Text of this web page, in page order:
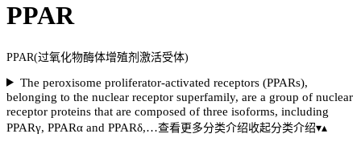
PPAR
PPAR(过氧化物酶体增殖剂激活受体)
The peroxisome proliferator-activated receptors (PPARs),
belonging to the nuclear receptor superfamily, are a group of nuclear
receptor proteins that are composed of three isoforms, including
PPARγ, PPARα and PPARδ,…查看更多分类介绍收起分类介绍▾▴